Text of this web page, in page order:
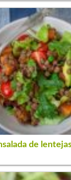
de